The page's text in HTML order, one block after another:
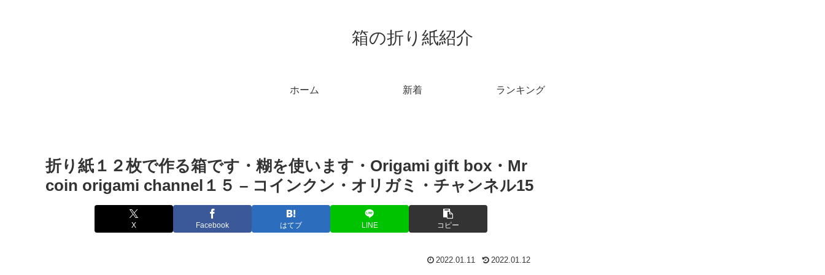
箱の折り紙紹介
ホーム 新着 ランキング
折り紙１２枚で作る箱です・糊を使います・Origami gift box・Mr
coin origami channel１５ – コインクン・オリガミ・チャンネル15
X Facebook はてブ LINE コピー
2022.01.11 2022.01.12